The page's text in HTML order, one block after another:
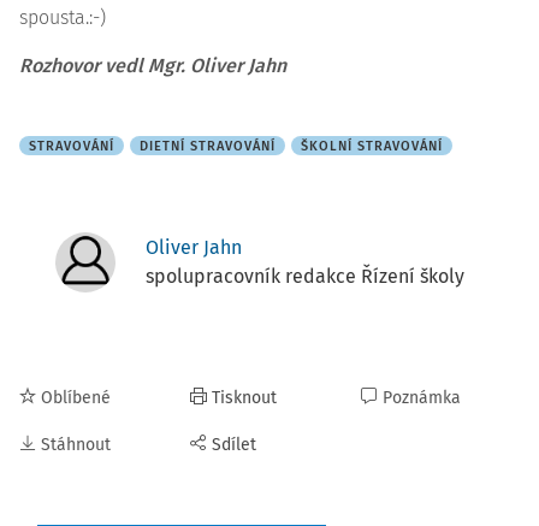
spousta.:-)
Rozhovor vedl Mgr. Oliver Jahn
STRAVOVÁNÍ DIETNÍ STRAVOVÁNÍ ŠKOLNÍ STRAVOVÁNÍ
Oliver Jahn
spolupracovník redakce Řízení školy
Oblíbené
Stáhnout
Tisknout
Sdílet
Poznámka